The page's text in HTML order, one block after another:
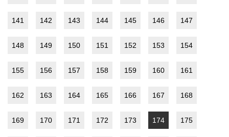
141 142 143 144 145 146 147
148 149 150 151 152 153 154
155 156 157 158 159 160 161
162 163 164 165 166 167 168
169 170 171 172 173 174 175